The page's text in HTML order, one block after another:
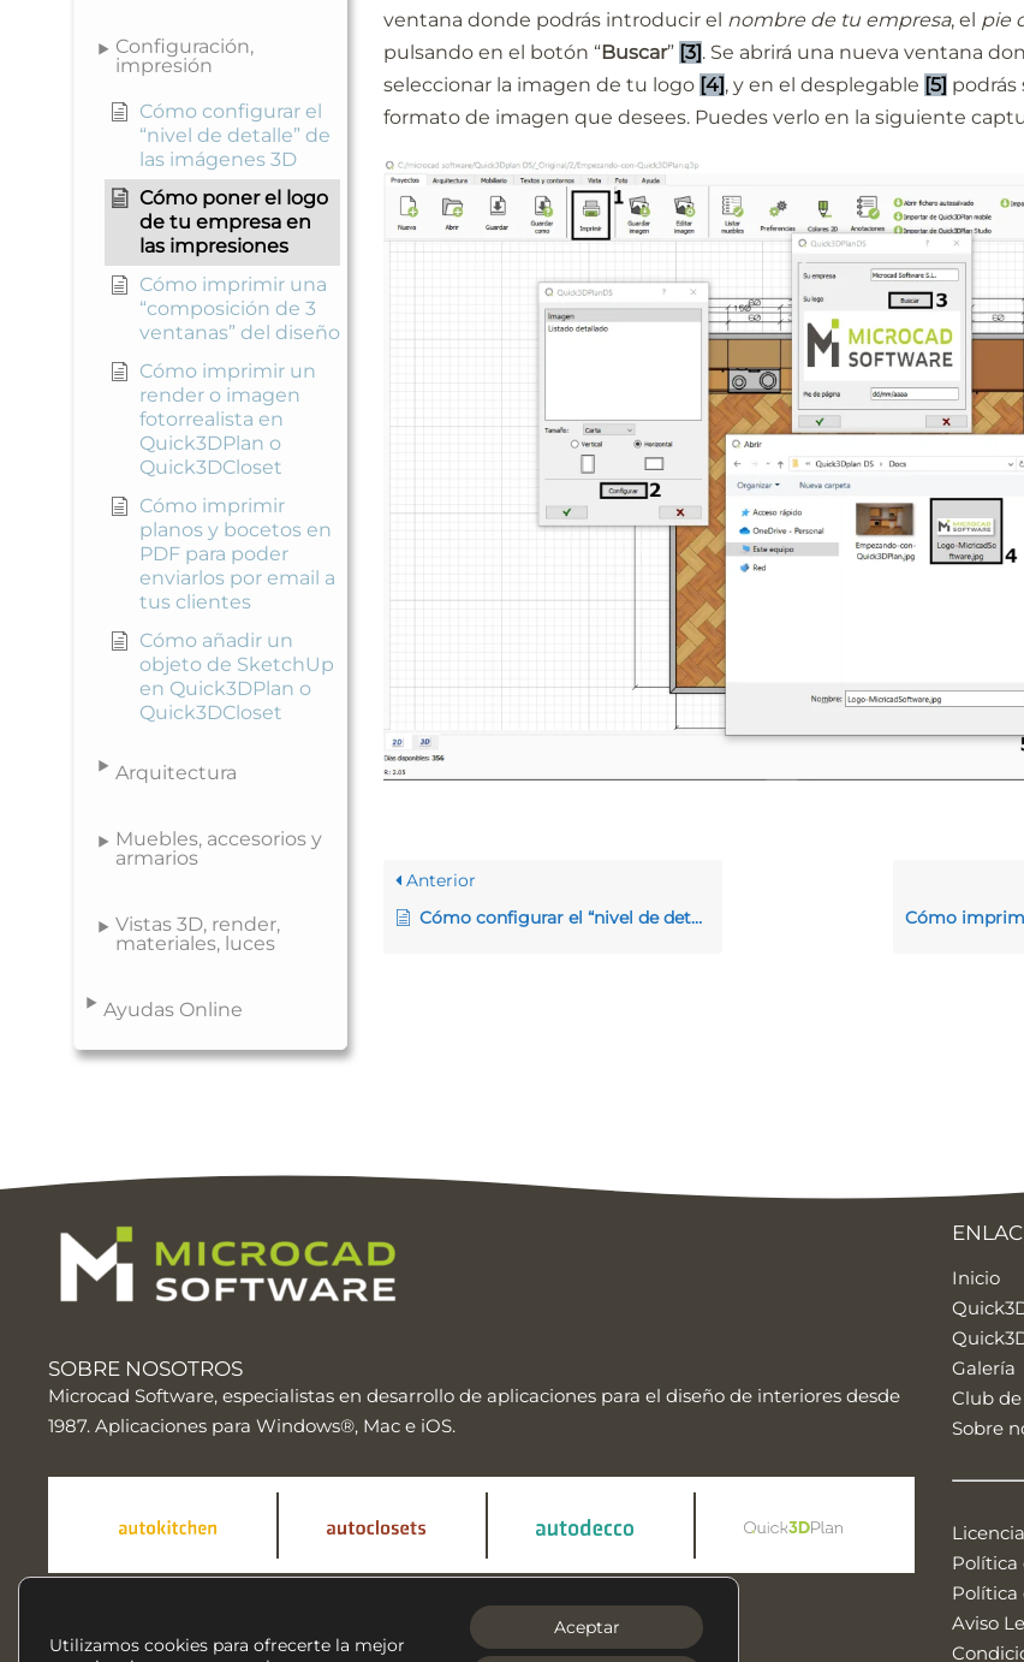
Configuración,
impresión
Cómo configurar el
“nivel de detalle” de
las imágenes 3D
Cómo poner el logo
de tu empresa en
las impresiones
Cómo imprimir una
“composición de 3
ventanas” del diseño
Cómo imprimir un
render o imagen
fotorrealista en
Quick3DPlan o
Quick3DCloset
Cómo imprimir
planos y bocetos en
PDF para poder
enviarlos por email a
tus clientes
Cómo añadir un
objeto de SketchUp
en Quick3DPlan o
Quick3DCloset
Arquitectura
Muebles, accesorios y
armarios
Vistas 3D, render,
materiales, luces
Ayudas Online
ventana donde podrás introducir el nombre de tu empresa, el pie
pulsando en el botón “Buscar” [3]. Se abrirá una nueva ventana
seleccionar la imagen de tu logo [4], y en el desplegable [5] podrás
formato de imagen que desees. Puedes verlo en la siguiente
Anterior
Cómo configurar el “nivel de detalle” de las imágenes 3D
SOBRE NOSOTROS
Microcad Software, especialistas en desarrollo de aplicaciones para el diseño de interiores desde
1987. Aplicaciones para Windows®, Mac e iOS.
Facebook InstagramYouTube
Inicio
Galería
Club
Sobre
Política
Política
Aviso
Utilizamos cookies para ofrecerte la mejor
Aceptar